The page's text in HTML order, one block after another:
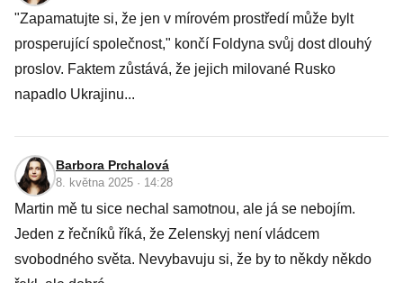
"Zapamatujte si, že jen v mírovém prostředí může bylt
prosperující společnost," končí Foldyna svůj dost dlouhý
proslov. Faktem zůstává, že jejich milované Rusko
napadlo Ukrajinu...
Barbora Prchalová
8. května 2025 · 14:28
Martin mě tu sice nechal samotnou, ale já se nebojím.
Jeden z řečníků říká, že Zelenskyj není vládcem
svobodného světa. Nevybavuju si, že by to někdy někdo